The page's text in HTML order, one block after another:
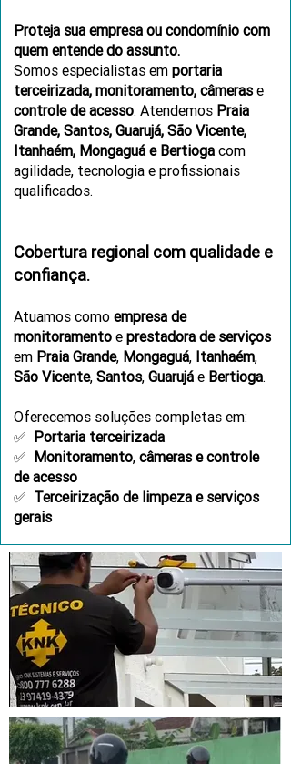
Proteja sua empresa ou condomínio com
quem entende do assunto.
Somos especialistas em portaria
terceirizada, monitoramento, câmerase
controle de acesso. Atendemos Praia
Grande, Santos, Guarujá, São Vicente,
Itanhaém, Mongaguá e Bertioga com
agilidade, tecnologia e profissionais
qualificados.
Cobertura regional com qualidade e
confiança.
Atuamos como empresa de
monitoramento e prestadora de serviços
em Praia Grande, Mongaguá, Itanhaém,
São Vicente, Santos, Guarujá e Bertioga.
Oferecemos soluções completas em:
✅ Portaria terceirizada
✅ Monitoramento, câmeras e controle
de acesso
✅ Terceirização de limpeza e serviços
gerais